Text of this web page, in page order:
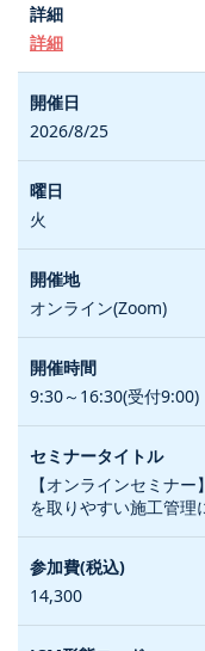
詳細
2026/8/25
火
オンライン(Zoom)
9:30～16:30(受付9:00)
【オンラインセミナ
を取りやすい施工管理
14,300